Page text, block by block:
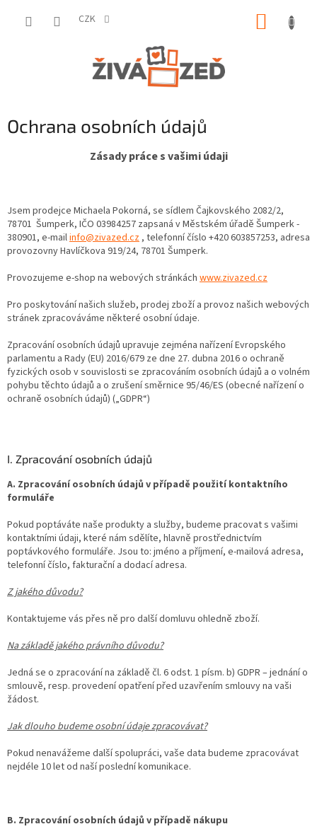
CZK
Ochrana osobních údajů
Zásady práce s vašimi údaji
Jsem prodejce Michaela Pokorná, se sídlem Čajkovského 2082/2,
78701 Šumperk, IČO 03984257 zapsaná v Městském úřadě Šumperk -
380901, e-mailinfo@zivazed.cz , telefonní číslo +420 603857253, adresa
provozovny Havlíčkova 919/24, 78701 Šumperk.
Provozujeme e-shop na webových stránkách www.zivazed.cz
Pro poskytování našich služeb, prodej zboží a provoz našich webových
stránek zpracováváme některé osobní údaje.
Zpracování osobních údajů upravuje zejména nařízení Evropského
parlamentu a Rady (EU) 2016/679 ze dne 27. dubna 2016 o ochraně
fyzických osob v souvislosti se zpracováním osobních údajů a o volném
pohybu těchto údajů a o zrušení směrnice 95/46/ES (obecné nařízení o
ochraně osobních údajů) („GDPR“)
I. Zpracování osobních údajů
A. Zpracování osobních údajů v případě použití kontaktního
formuláře
Pokud poptáváte naše produkty a služby, budeme pracovat s vašimi
kontaktními údaji, které nám sdělíte, hlavně prostřednictvím
poptávkového formuláře. Jsou to: jméno a příjmení, e-mailová adresa,
telefonní číslo, fakturační a dodací adresa.
Z jakého důvodu?
Kontaktujeme vás přes ně pro další domluvu ohledně zboží.
Na základě jakého právního důvodu?
Jedná se o zpracování na základě čl. 6 odst. 1 písm. b) GDPR – jednání o
smlouvě, resp. provedení opatření před uzavřením smlouvy na vaši
žádost.
Jak dlouho budeme osobní údaje zpracovávat?
Pokud nenavážeme další spolupráci, vaše data budeme zpracovávat
nejdéle 10 let od naší poslední komunikace.
B. Zpracování osobních údajů v případě nákupu